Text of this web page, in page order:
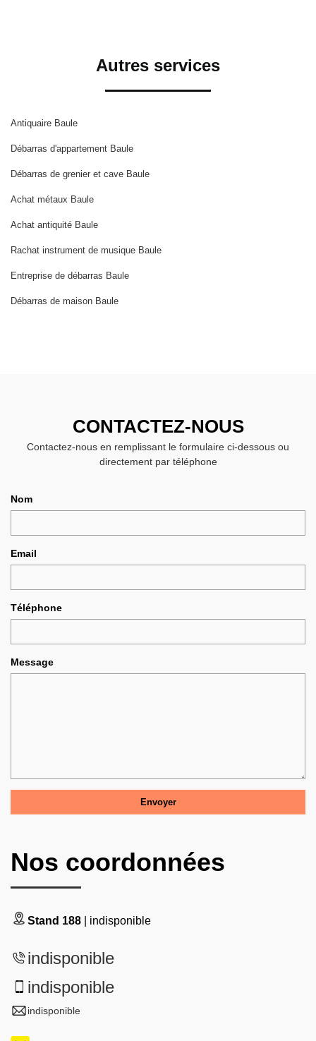
Autres services
Antiquaire Baule
Débarras d'appartement Baule
Débarras de grenier et cave Baule
Achat métaux Baule
Achat antiquité Baule
Rachat instrument de musique Baule
Entreprise de débarras Baule
Débarras de maison Baule
CONTACTEZ-NOUS
Contactez-nous en remplissant le formulaire ci-dessous ou
directement par téléphone
Nom
Email
Téléphone
Message
Nos coordonnées
Stand 188 | indisponible
indisponible
indisponible
indisponible